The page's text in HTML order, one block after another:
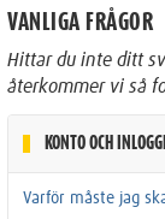
VANLIGA FRÅGOR
Hittar du inte ditt
återkommer vi så
KONTO OCH
Varför måste jag